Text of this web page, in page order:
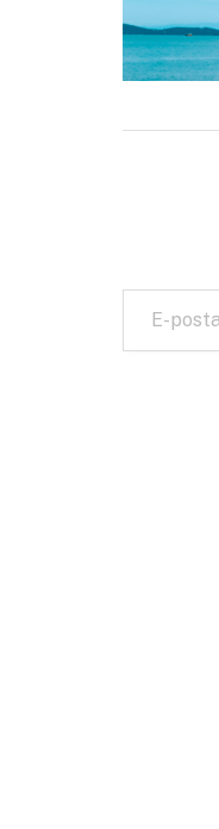
E-postanızı yazın…